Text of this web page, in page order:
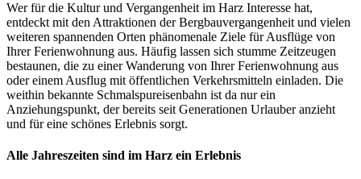
Wer für die Kultur und Vergangenheit im Harz Interesse hat,
entdeckt mit den Attraktionen der Bergbauvergangenheit und vielen
weiteren spannenden Orten phänomenale Ziele für Ausflüge von
Ihrer Ferienwohnung aus. Häufig lassen sich stumme Zeitzeugen
bestaunen, die zu einer Wanderung von Ihrer Ferienwohnung aus
oder einem Ausflug mit öffentlichen Verkehrsmitteln einladen. Die
weithin bekannte Schmalspureisenbahn ist da nur ein
Anziehungspunkt, der bereits seit Generationen Urlauber anzieht
und für eine schönes Erlebnis sorgt.
Alle Jahreszeiten sind im Harz ein Erlebnis